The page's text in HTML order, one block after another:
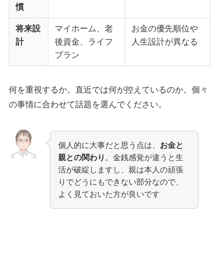
慣
将来設
計
マイホーム、老
後資金、ライフ
プラン
お金の優先順位や
人生設計が異なる
何を重視するか。直近では何が控えているのか。個々
の事情に合わせて話題を選んでください。
個人的に大事だと思う点は、 お金と
親との関わり 。金銭感覚が違うと生
活が破綻しますし、親は本人の頑張
りでどうにもできない部分なので、
よく見ておいた方が良いです